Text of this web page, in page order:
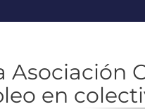
Asociación
en